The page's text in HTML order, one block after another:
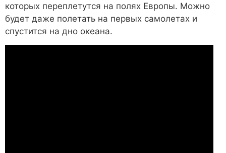
которых переплетутся на полях Европы. Можно
будет даже полетать на первых самолетах и
спустится на дно океана.